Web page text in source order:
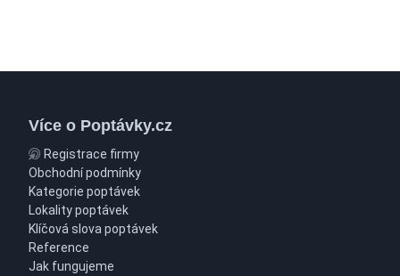
Více o Poptávky.cz
Registrace firmy
Obchodní podmínky
Kategorie poptávek
Lokality poptávek
Klíčová slova poptávek
Reference
Jak fungujeme